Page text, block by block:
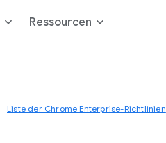
Ressourcen
Liste der Chrome Enterprise-Richtlinien